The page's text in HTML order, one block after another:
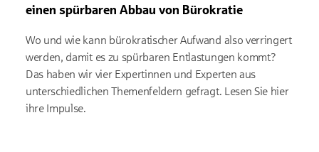
einen spürbaren Abbau von Bürokratie
Wo und wie kann bürokratischer Aufwand also verringert
werden, damit es zu spürbaren Entlastungen kommt?
Das haben wir vier Expertinnen und Experten aus
unterschiedlichen Themenfeldern gefragt. Lesen Sie hier
ihre Impulse.